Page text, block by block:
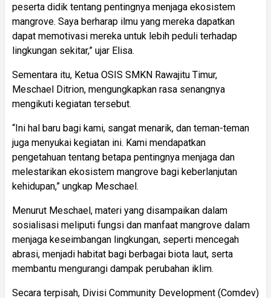
peserta didik tentang pentingnya menjaga ekosistem
mangrove. Saya berharap ilmu yang mereka dapatkan
dapat memotivasi mereka untuk lebih peduli terhadap
lingkungan sekitar,” ujar Elisa.
Sementara itu, Ketua OSIS SMKN Rawajitu Timur,
Meschael Ditrion, mengungkapkan rasa senangnya
mengikuti kegiatan tersebut.
“Ini hal baru bagi kami, sangat menarik, dan teman-teman
juga menyukai kegiatan ini. Kami mendapatkan
pengetahuan tentang betapa pentingnya menjaga dan
melestarikan ekosistem mangrove bagi keberlanjutan
kehidupan,” ungkap Meschael.
Menurut Meschael, materi yang disampaikan dalam
sosialisasi meliputi fungsi dan manfaat mangrove dalam
menjaga keseimbangan lingkungan, seperti mencegah
abrasi, menjadi habitat bagi berbagai biota laut, serta
membantu mengurangi dampak perubahan iklim.
Secara terpisah, Divisi Community Development (Comdev)